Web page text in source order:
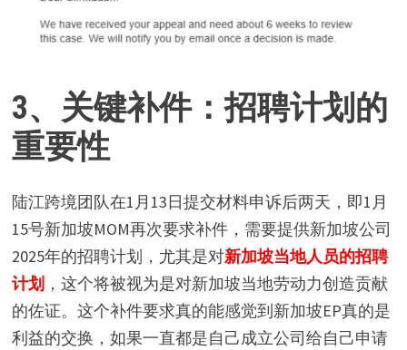
3、关键补件：招聘计划的
重要性
陆江跨境团队在1月13日提交材料申诉后两天，即1月
15号新加坡MOM再次要求补件，需要提供新加坡公司
2025年的招聘计划，尤其是对新加坡当地人员的招聘
计划 ，这个将被视为是对新加坡当地劳动力创造贡献
的佐证。这个补件要求真的能感觉到新加坡EP真的是
利益的交换，如果一直都是自己成立公司给自己申请